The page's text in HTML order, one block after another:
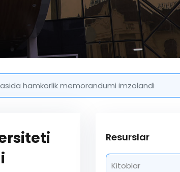
hamkorlik memorandumi imzolandi
Resurslar
Kitoblar